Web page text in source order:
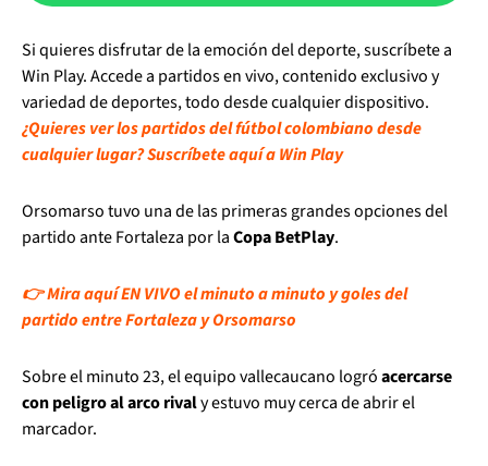
Si quieres disfrutar de la emoción del deporte, suscríbete a
Win Play. Accede a partidos en vivo, contenido exclusivo y
variedad de deportes, todo desde cualquier dispositivo.
¿Quieres ver los partidos del fútbol colombiano desde
cualquier lugar? Suscríbete aquí a Win Play
Orsomarso tuvo una de las primeras grandes opciones del
partido ante Fortaleza por laCopa BetPlay.
👉 Mira aquí EN VIVO el minuto a minuto y goles del
partido entre Fortaleza y Orsomarso
Sobre el minuto 23, el equipo vallecaucano logróacercarse
con peligro al arco rivaly estuvo muy cerca de abrir el
marcador.